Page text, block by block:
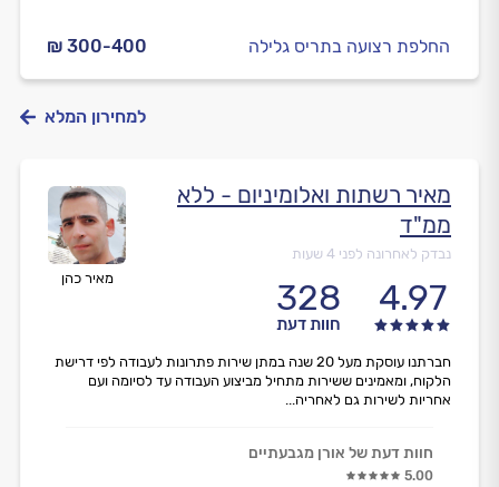
₪ 300-400 החלפת רצועה בתריס גלילה
למחירון המלא
מאיר כהן
מאיר רשתות ואלומיניום - ללא
ממ"ד
נבדק לאחרונה לפני 4 שעות
4.97
328
חוות דעת
חברתנו עוסקת מעל 20 שנה במתן שירות פתרונות לעבודה לפי דרישת
הלקוח, ומאמינים ששירות מתחיל מביצוע העבודה עד לסיומה ועם
אחריות לשירות גם לאחריה...
חוות דעת של אורן מגבעתיים
5.00